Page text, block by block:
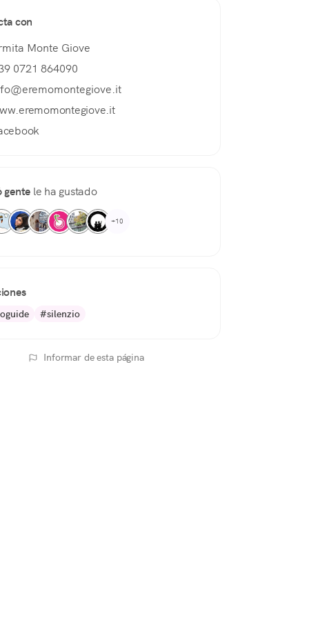
con
Monte Giove
0721 864090
gente le ha gustado
+10
#silenzio
Informar de esta página